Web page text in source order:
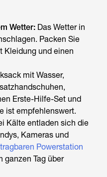
Wetter: Das Wetter in
Packen Sie
Kleidung und einen
mit Wasser,
Erste-Hilfe-Set und
ist empfehlenswert.
Kälte entladen sich die
Kameras und
tragbaren Powerstation
ganzen Tag über